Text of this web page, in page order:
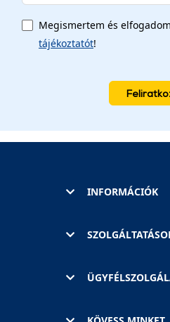
Megismertem és
tájékoztatót!
INFORMÁCIÓK